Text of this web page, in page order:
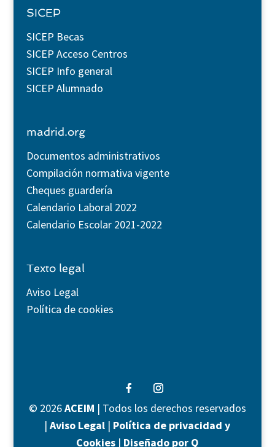
SICEP
SICEP Becas
SICEP Acceso Centros
SICEP Info general
SICEP Alumnado
madrid.org
Documentos administrativos
Compilación normativa vigente
Cheques guardería
Calendario Laboral 2022
Calendario Escolar 2021-2022
Texto legal
Aviso Legal
Política de cookies
© 2026ACEIM | Todos los derechos reservados
|Aviso Legal | Política de privacidad y
Cookies| Diseñado por Q